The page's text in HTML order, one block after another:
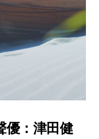
： 津田健